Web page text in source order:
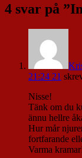
4 svar på ”
21:24 21
Nisse!
Tänk om du
ännu hellre
Hur mår
fortfarande
Varma